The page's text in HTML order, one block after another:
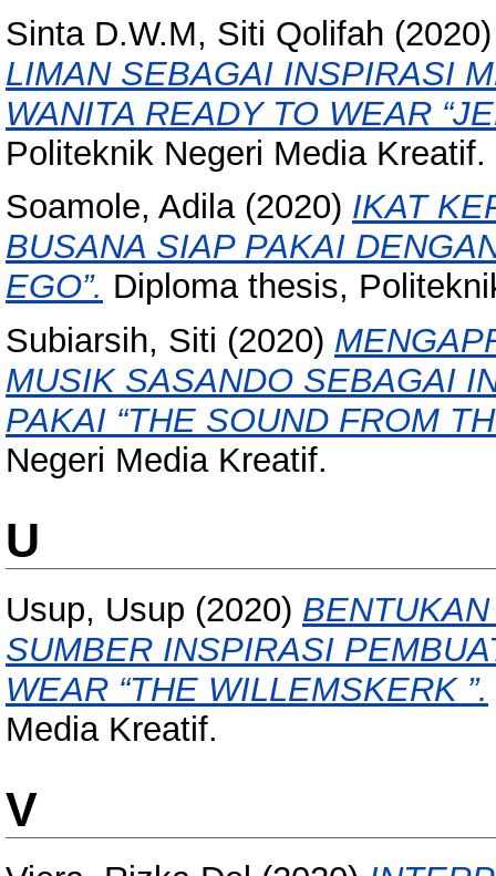
Sinta D.W.M, Siti Qolifah
LIMAN SEBAGAI INSPIRASI
WANITA READY TO WEAR
Politeknik Negeri Media Kreatif.
Soamole, Adila(2020) IKAT
BUSANA SIAP PAKAI
EGO”. Diploma thesis,
Subiarsih, Siti (2020)
MUSIK SASANDO SEBAGAI
PAKAI “THE SOUND FROM
Negeri Media Kreatif.
U
Usup, Usup (2020)
SUMBER INSPIRASI
WEAR “THE WILLEMSKERK ”.
Media Kreatif.
V